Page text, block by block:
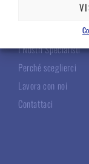
I Nostri Specialisti
Perché sceglierci
Lavora con noi
Contattaci